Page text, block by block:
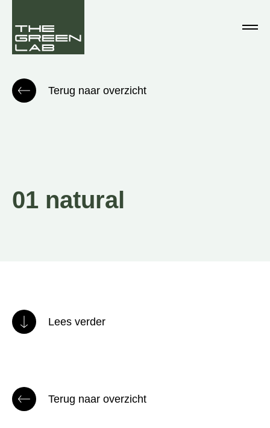
Terug naar overzicht
01 natural
Lees verder
Terug naar overzicht